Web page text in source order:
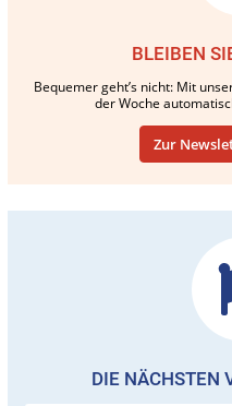
BLEIBEN
Bequemer geht’s nicht: Mit
der Woche
Zur
DIE NÄCHSTEN